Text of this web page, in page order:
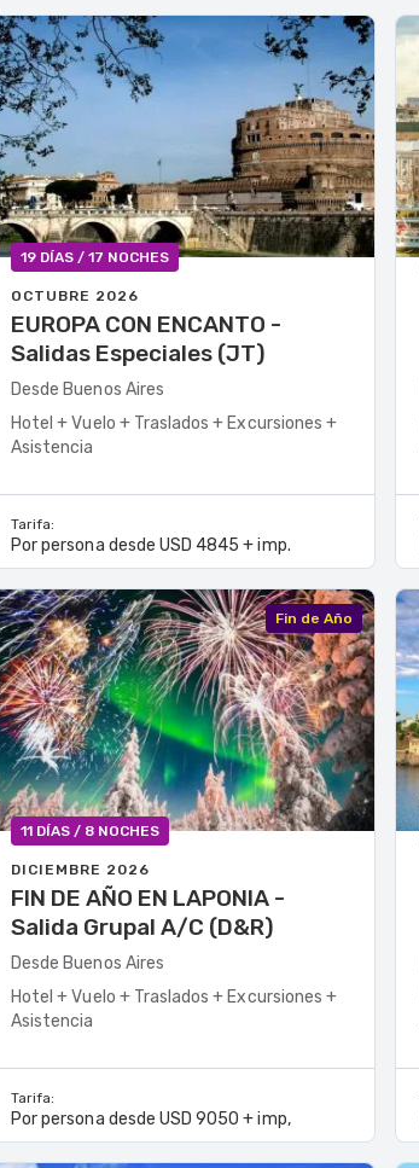
19 DÍAS / 17 NOCHES
OCTUBRE 2026
EUROPA CON ENCANTO -
Salidas Especiales (JT)
Desde Buenos Aires
Hotel + Vuelo + Traslados + Excursiones +
Asistencia
Tarifa:
Por persona desde USD 4845 + imp.
Fin de Año
11 DÍAS / 8 NOCHES
DICIEMBRE 2026
FIN DE AÑO EN LAPONIA -
Salida Grupal A/C (D&R)
Desde Buenos Aires
Hotel + Vuelo + Traslados + Excursiones +
Asistencia
Tarifa:
Por persona desde USD 9050 + imp,